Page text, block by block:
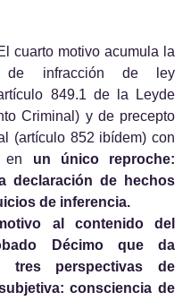
cuarto motivo acumula la
de infracción de ley
849.1 de la Leyde
Criminal) y de precepto
(artículo 852 ibídem) con
en un único reproche:
declaración de hechos
de inferencia.
al contenido del
Décimo que da
tres perspectivas de
consciencia de